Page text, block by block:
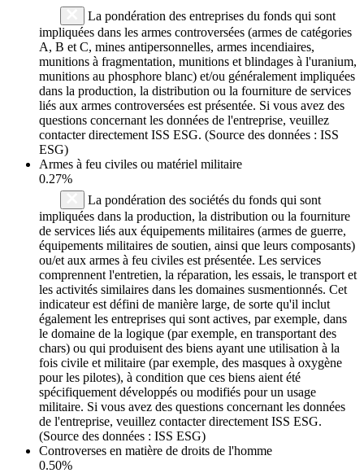
La pondération des entreprises du fonds qui sont
impliquées dans les armes controversées (armes de catégories
A, B et C, mines antipersonnelles, armes incendiaires,
munitions à fragmentation, munitions et blindages à l'uranium,
munitions au phosphore blanc) et/ou généralement impliquées
dans la production, la distribution ou la fourniture de services
liés aux armes controversées est présentée. Si vous avez des
questions concernant les données de l'entreprise, veuillez
contacter directement ISS ESG. (Source des données : ISS
ESG)
Armes à feu civiles ou matériel militaire
0.27%
La pondération des sociétés du fonds qui sont
impliquées dans la production, la distribution ou la fourniture
de services liés aux équipements militaires (armes de guerre,
équipements militaires de soutien, ainsi que leurs composants)
ou/et aux armes à feu civiles est présentée. Les services
comprennent l'entretien, la réparation, les essais, le transport et
les activités similaires dans les domaines susmentionnés. Cet
indicateur est défini de manière large, de sorte qu'il inclut
également les entreprises qui sont actives, par exemple, dans
le domaine de la logique (par exemple, en transportant des
chars) ou qui produisent des biens ayant une utilisation à la
fois civile et militaire (par exemple, des masques à oxygène
pour les pilotes), à condition que ces biens aient été
spécifiquement développés ou modifiés pour un usage
militaire. Si vous avez des questions concernant les données
de l'entreprise, veuillez contacter directement ISS ESG.
(Source des données : ISS ESG)
Controverses en matière de droits de l'homme
0.50%